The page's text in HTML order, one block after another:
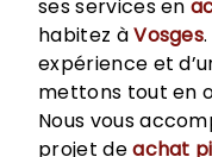
ses services en
habitez àVosges
expérience et
mettons tout en
Nous vous
projet deachat